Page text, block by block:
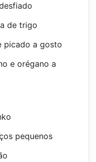
de trigo
picado a gosto
e orégano a
pequenos